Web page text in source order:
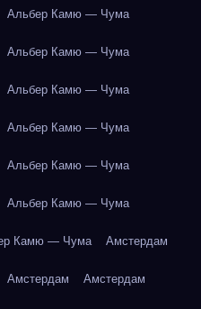
Альбер Камю — Чума
Альбер Камю — Чума
Альбер Камю — Чума
Альбер Камю — Чума
Альбер Камю — Чума
Альбер Камю — Чума
Камю — Чума Амстердам
Амстердам Амстердам